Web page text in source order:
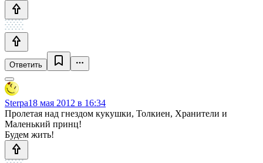
Ответить
Sterpa18 мая 2012 в 16:34
Пролетая над гнездом кукушки, Толкиен, Хранители и
Маленький принц!
Будем жить!